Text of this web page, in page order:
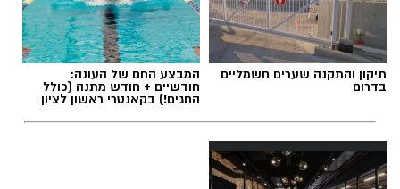
תיקון והתקנה שערים חשמליים
בדרום
המבצע החם של העונה:
חודשיים + חודש מתנה (כולל
החגים!) בקאנטרי ראשון לציון